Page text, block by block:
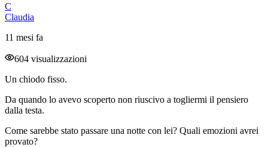
C
Claudia
11 mesi fa
604 visualizzazioni
Un chiodo fisso.
Da quando lo avevo scoperto non riuscivo a togliermi il pensiero
dalla testa.
Come sarebbe stato passare una notte con lei? Quali emozioni avrei
provato?